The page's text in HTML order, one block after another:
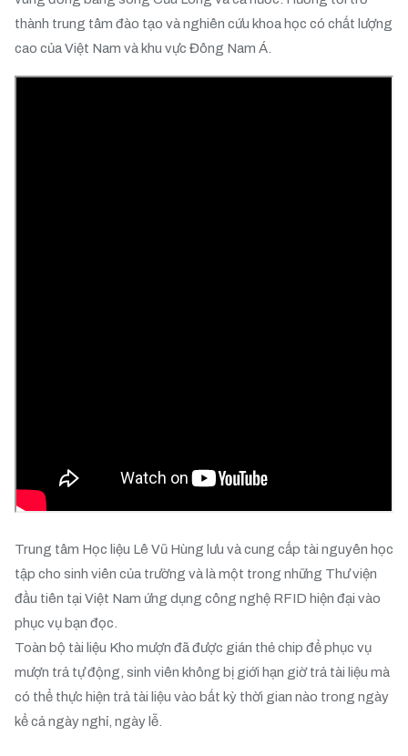
thành trung tâm đào tạo và nghiên cứu khoa học có chất lượng
cao của Việt Nam và khu vực Đông Nam Á.
Trung tâm Học liệu Lê Vũ Hùng lưu và cung cấp tài nguyên học
tập cho sinh viên của trường và là một trong những Thư viện
đầu tiên tại Việt Nam ứng dụng công nghệ RFID hiện đại vào
phục vụ bạn đọc.
Toàn bộ tài liệu Kho mượn đã được gián thẻ chip để phục vụ
mượn trả tự động, sinh viên không bị giới hạn giờ trả tài liệu mà
có thể thực hiện trả tài liệu vào bất kỳ thời gian nào trong ngày
kể cả ngày nghỉ, ngày lễ.